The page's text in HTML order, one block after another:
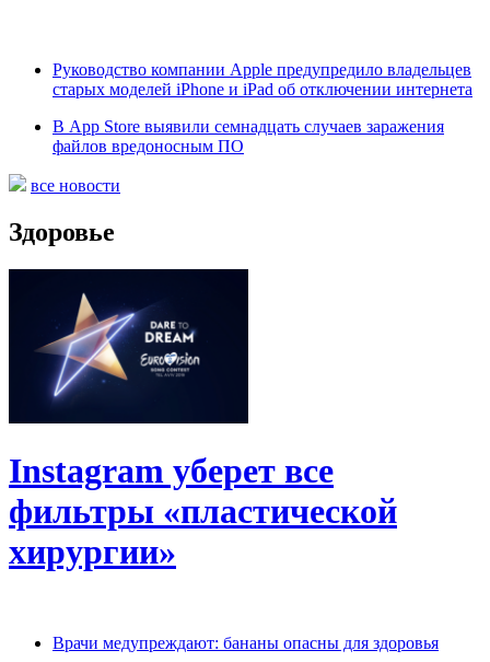
Руководство компании Apple предупредило владельцев
старых моделей iPhone и iPad об отключении интернета
В App Store выявили семнадцать случаев заражения
файлов вредоносным ПО
все новости
Здоровье
Instagram уберет все
фильтры «пластической
хирургии»
Врачи медупреждают: бананы опасны для здоровья